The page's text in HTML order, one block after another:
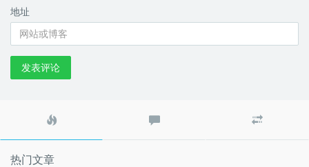
地址
发表评论
文
评
文
热门文章